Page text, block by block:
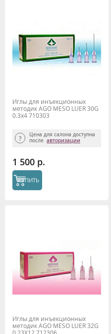
Иглы для инъекционных
методик AGO MESO LUER 30G
0.3x4 710303
Цена для салона доступна
после авторизации
1 500 р.
КУПИТЬ
Иглы для инъекционных
методик AGO MESO LUER 32G